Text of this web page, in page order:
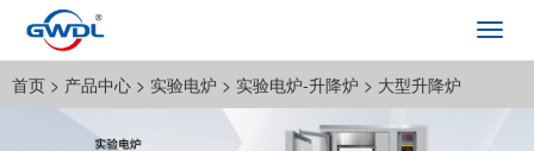
首页 > 产品中心 > 实验电炉 > 实验电炉-升降炉 > 大型升降炉